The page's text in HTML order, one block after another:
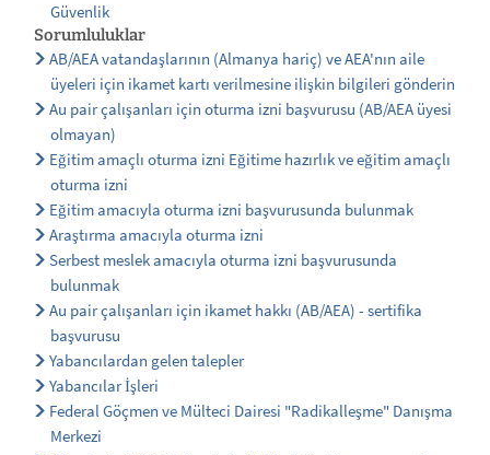
Güvenlik
Sorumluluklar
AB/AEA vatandaşlarının (Almanya hariç) ve AEA'nın aile
üyeleri için ikamet kartı verilmesine ilişkin bilgileri gönderin
Au pair çalışanları için oturma izni başvurusu (AB/AEA üyesi
olmayan)
Eğitim amaçlı oturma izni Eğitime hazırlık ve eğitim amaçlı
oturma izni
Eğitim amacıyla oturma izni başvurusunda bulunmak
Araştırma amacıyla oturma izni
Serbest meslek amacıyla oturma izni başvurusunda
bulunmak
Au pair çalışanları için ikamet hakkı (AB/AEA) - sertifika
başvurusu
Yabancılardan gelen talepler
Yabancılar İşleri
Federal Göçmen ve Mülteci Dairesi "Radikalleşme" Danışma
Merkezi